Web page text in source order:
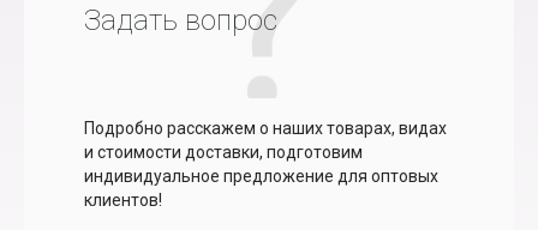
Задать вопрос
Подробно расскажем о наших товарах, видах
и стоимости доставки, подготовим
индивидуальное предложение для оптовых
клиентов!